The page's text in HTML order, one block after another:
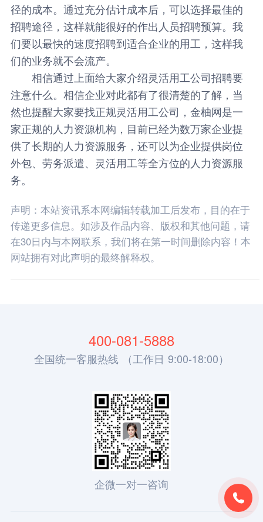
径的成本。通过充分估计成本后，可以选择最佳的
招聘途径，这样就能很好的作出人员招聘预算。我
们要以最快的速度招聘到适合企业的用工，这样我
们的业务就不会流产。
相信通过上面给大家介绍灵活用工公司招聘要
注意什么。相信企业对此都有了很清楚的了解，当
然也提醒大家要找正规灵活用工公司， 金柚网是一
家正规的人力资源机构，目前已经为数万家企业提
供了长期的人力资源服务，还可以为企业提供岗位
外包、劳务派遣、灵活用工等全方位的人力资源服
务。
声明：本站资讯系本网编辑转载加工后发布，目的在于
传递更多信息。如涉及作品内容、版权和其他问题，请
在30日内与本网联系，我们将在第一时间删除内容！本
网站拥有对此声明的最终解释权。

400-081-5888
全国统一客服热线 （工作日 9:00-18:00）
企微一对一咨询